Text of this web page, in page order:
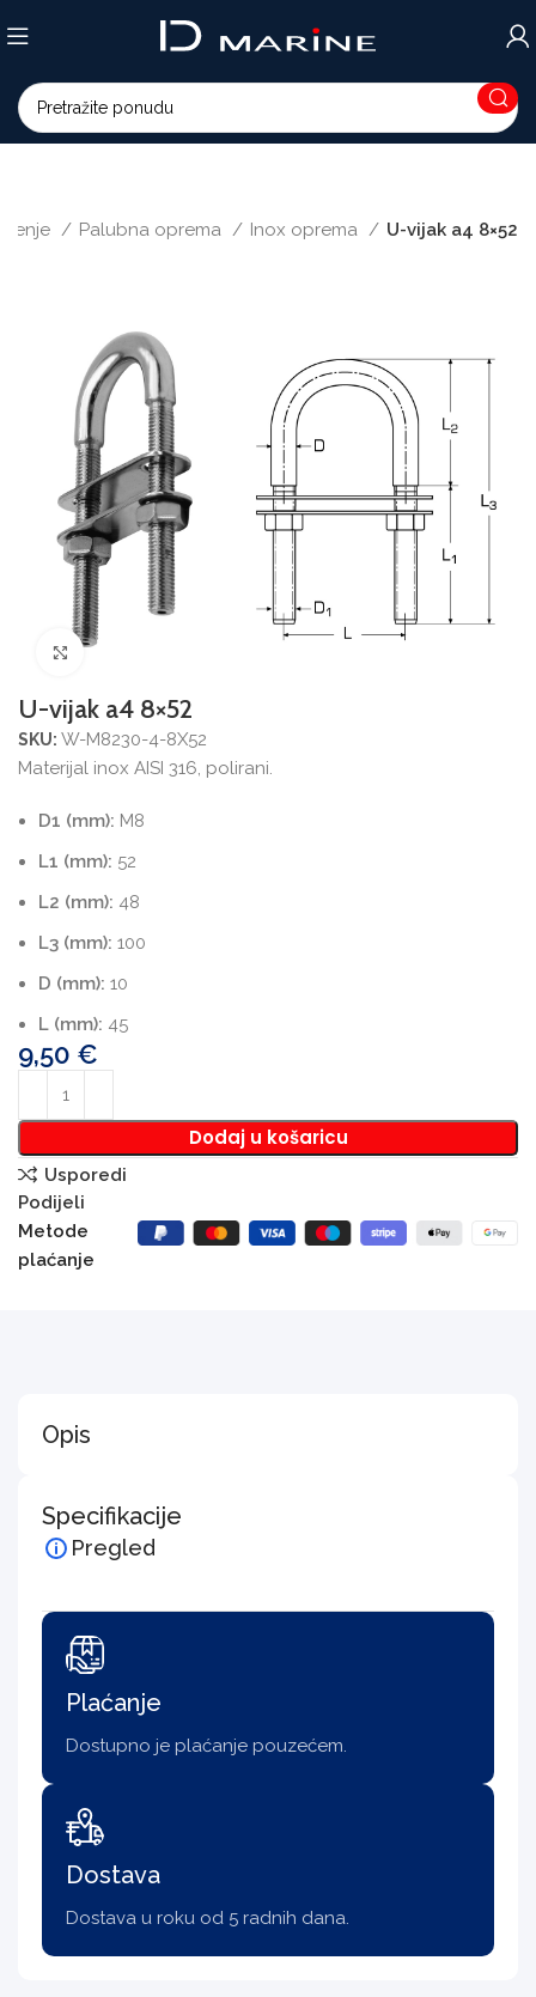
Palubna oprema Inox oprema U-vijak a4 8×52
Povećajte sliku
U-vijak a4 8×52
SKU:W-M8230-4-8X52
Materijal inox AISI 316, polirani.
D1 (mm): M8
L1 (mm): 52
L2 (mm): 48
L3 (mm): 100
D (mm): 10
L (mm): 45
9,50 €
Dodaj u košaricu
Usporedi
Podijeli
Metode
plaćanje
Opis
Specifikacije
Pregled
Plaćanje
Dostupno je plaćanje pouzećem.
Dostava
Dostava u roku od 5 radnih dana.